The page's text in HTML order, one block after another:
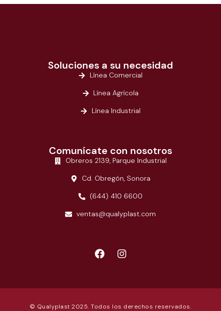
Soluciones a su necesidad
Línea Comercial
Línea Agrícola
Línea Industrial
Comunícate con nosotros
Obreros 2139, Parque Industrial
Cd. Obregón, Sonora
(644) 410 6600
ventas@qualyplast.com
© Qualyplast 2025. Todos los derechos reservados.